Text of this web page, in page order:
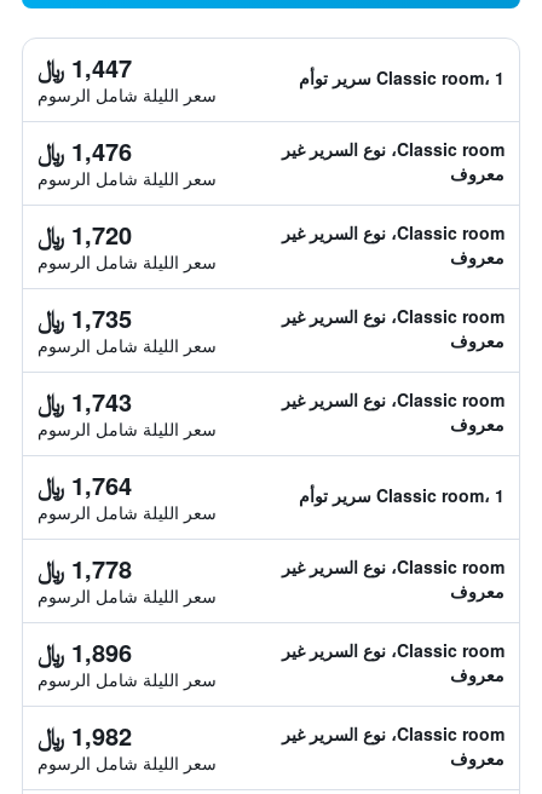
Classic room، 1 سرير توأم 1,447 ﷼
سعر الليلة شامل الرسوم
Classic room، نوع السرير غير
معروف
1,476 ﷼
سعر الليلة شامل الرسوم
Classic room، نوع السرير غير
معروف
1,720 ﷼
سعر الليلة شامل الرسوم
Classic room، نوع السرير غير
معروف
1,735 ﷼
سعر الليلة شامل الرسوم
Classic room، نوع السرير غير
معروف
1,743 ﷼
سعر الليلة شامل الرسوم
Classic room، 1 سرير توأم 1,764 ﷼
سعر الليلة شامل الرسوم
Classic room، نوع السرير غير
معروف
1,778 ﷼
سعر الليلة شامل الرسوم
Classic room، نوع السرير غير
معروف
1,896 ﷼
سعر الليلة شامل الرسوم
Classic room، نوع السرير غير
معروف
1,982 ﷼
سعر الليلة شامل الرسوم